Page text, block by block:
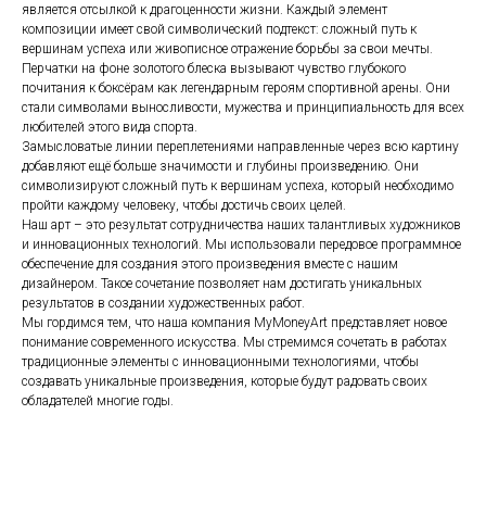
является отсылкой к драгоценности жизни. Каждый элемент
композиции имеет свой символический подтекст: сложный путь к
вершинам успеха или живописное отражение борьбы за свои мечты.
Перчатки на фоне золотого блеска вызывают чувство глубокого
почитания к боксёрам как легендарным героям спортивной арены. Они
стали символами выносливости, мужества и принципиальность для всех
любителей этого вида спорта.
Замысловатые линии переплетениями направленные через всю картину
добавляют ещё больше значимости и глубины произведению. Они
символизируют сложный путь к вершинам успеха, который необходимо
пройти каждому человеку, чтобы достичь своих целей.
Наш арт – это результат сотрудничества наших талантливых художников
и инновационных технологий. Мы использовали передовое программное
обеспечение для создания этого произведения вместе с нашим
дизайнером. Такое сочетание позволяет нам достигать уникальных
результатов в создании художественных работ.
Мы гордимся тем, что наша компания MyMoneyArt представляет новое
понимание современного искусства. Мы стремимся сочетать в работах
традиционные элементы с инновационными технологиями, чтобы
создавать уникальные произведения, которые будут радовать своих
обладателей многие годы.